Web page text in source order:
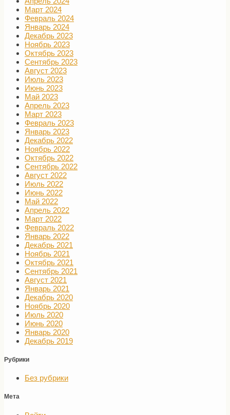
Март 2024
Февраль 2024
Январь 2024
Декабрь 2023
Ноябрь 2023
Октябрь 2023
Сентябрь 2023
Август 2023
Июль 2023
Июнь 2023
Май 2023
Апрель 2023
Март 2023
Февраль 2023
Январь 2023
Декабрь 2022
Ноябрь 2022
Октябрь 2022
Сентябрь 2022
Август 2022
Июль 2022
Июнь 2022
Май 2022
Апрель 2022
Март 2022
Февраль 2022
Январь 2022
Декабрь 2021
Ноябрь 2021
Октябрь 2021
Сентябрь 2021
Август 2021
Январь 2021
Декабрь 2020
Ноябрь 2020
Июль 2020
Июнь 2020
Январь 2020
Декабрь 2019
Рубрики
Без рубрики
Мета